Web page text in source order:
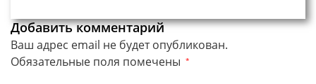
Добавить комментарий
Ваш адрес email не будет опубликован.
Обязательные поля помечены *